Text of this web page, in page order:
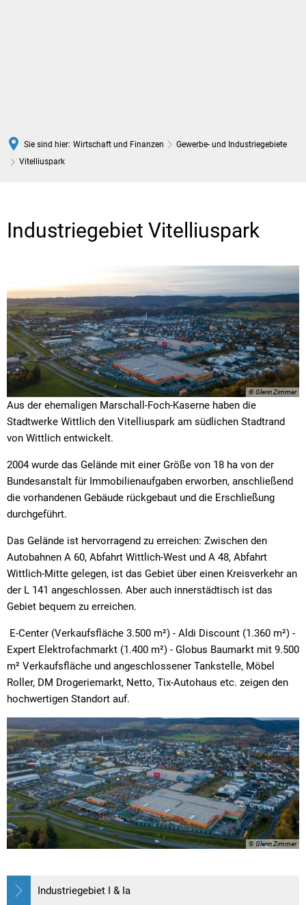
Sie sind hier: Wirtschaft und Finanzen
Gewerbe- und Industriegebiete
Vitelliuspark
Industriegebiet Vitelliuspark
© Glenn Zimmer
Aus der ehemaligen Marschall-Foch-Kaserne haben die
Stadtwerke Wittlich den Vitelliuspark am südlichen Stadtrand
von Wittlich entwickelt.
2004 wurde das Gelände mit einer Größe von 18 ha von der
Bundesanstalt für Immobilienaufgaben erworben, anschließend
die vorhandenen Gebäude rückgebaut und die Erschließung
durchgeführt.
Das Gelände ist hervorragend zu erreichen: Zwischen den
Autobahnen A 60, Abfahrt Wittlich-West und A 48, Abfahrt
Wittlich-Mitte gelegen, ist das Gebiet über einen Kreisverkehr an
der L 141 angeschlossen. Aber auch innerstädtisch ist das
Gebiet bequem zu erreichen.
E-Center (Verkaufsfläche 3.500 m²) - Aldi Discount (1.360 m²) -
Expert Elektrofachmarkt (1.400 m²) - Globus Baumarkt mit 9.500
m² Verkaufsfläche und angeschlossener Tankstelle, Möbel
Roller, DM Drogeriemarkt, Netto, Tix-Autohaus etc. zeigen den
hochwertigen Standort auf.
© Glenn Zimmer
Industriegebiet I & Ia